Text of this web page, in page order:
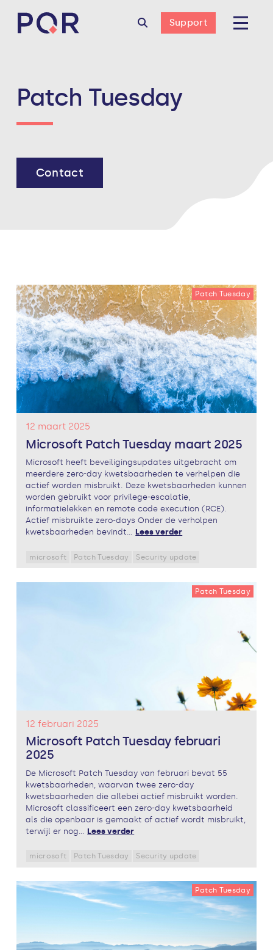
Support
Patch Tuesday
Contact
Patch Tuesday
12 maart 2025
Microsoft Patch Tuesday maart 2025
Microsoft heeft beveiligingsupdates uitgebracht om
meerdere zero-day kwetsbaarheden te verhelpen die
actief worden misbruikt. Deze kwetsbaarheden kunnen
worden gebruikt voor privilege-escalatie,
informatielekken en remote code execution (RCE).
Actief misbruikte zero-days Onder de verholpen
kwetsbaarheden bevindt... Lees verder
microsoft Patch Tuesday Security update
Patch Tuesday
12 februari 2025
Microsoft Patch Tuesday februari
2025
De Microsoft Patch Tuesday van februari bevat 55
kwetsbaarheden, waarvan twee zero-day
kwetsbaarheden die allebei actief misbruikt worden.
Microsoft classificeert een zero-day kwetsbaarheid
als die openbaar is gemaakt of actief wordt misbruikt,
terwijl er nog... Lees verder
microsoft Patch Tuesday Security update
Patch Tuesday